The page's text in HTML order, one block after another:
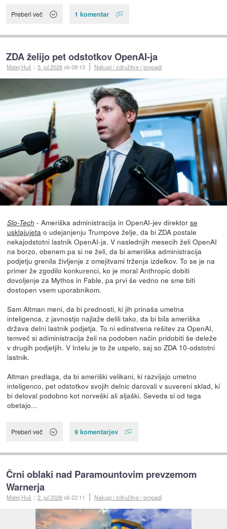
Preberi več 1 komentar
ZDA želijo pet odstotkov OpenAI-ja
Matej Huš ::5. jul 2026ob 08:13 Nakupi / združitve / propadi
Slo-Tech - Ameriška administracija in OpenAI-jev direktor se
usklajujeta o udejanjenju Trumpove želje, da bi ZDA postale
nekajodstotni lastnik OpenAI-ja. V naslednjih mesecih želi OpenAI
na borzo, obenem pa si ne želi, da bi ameriška administracija
podjetju grenila življenje z omejitvami trženja izdelkov. To se je na
primer že zgodilo konkurenci, ko je moral Anthropic dobiti
dovoljenje za Mythos in Fable, pa prvi še vedno ne sme biti
dostopen vsem uporabnikom.
Sam Altman meni, da bi prednosti, ki jih prinaša umetna
inteligenca, z javnostjo najlaže delili tako, da bi bila ameriška
država delni lastnik podjetja. To ni edinstvena rešitev za OpenAI,
temveč si adiministracija želi na podoben način pridobiti še deleže
v drugih podjetjih. V Intelu je to že uspelo, saj so ZDA 10-odstotni
lastnik.
Altman predlaga, da bi ameriški velikani, ki razvijajo umetno
inteligenco, pet odstotkov svojih delnic darovali v suvereni sklad, ki
bi deloval podobno kot norveški ali aljaški. Seveda si od tega
obetajo...
Preberi več 9 komentarjev
Črni oblaki nad Paramountovim prevzemom
Warnerja
Matej Huš ::2. jul 2026ob 22:11 Nakupi / združitve / propadi